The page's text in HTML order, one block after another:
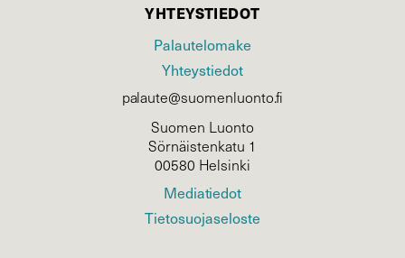
YHTEYSTIEDOT
Palautelomake
Yhteystiedot
palaute@suomenluonto.fi
Suomen Luonto
Sörnäistenkatu 1
00580 Helsinki
Mediatiedot
Tietosuojaseloste